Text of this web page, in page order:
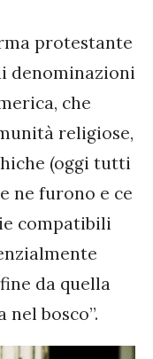
protestante
denominazioni
che
religiose,
(oggi tutti
ne furono e ce
compatibili
da quella
nel bosco”.